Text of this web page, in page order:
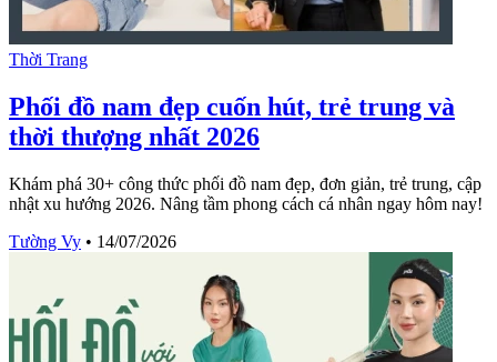
Thời Trang
Phối đồ nam đẹp cuốn hút, trẻ trung và
thời thượng nhất 2026
Khám phá 30+ công thức phối đồ nam đẹp, đơn giản, trẻ trung, cập
nhật xu hướng 2026. Nâng tầm phong cách cá nhân ngay hôm nay!
Tường Vy • 14/07/2026